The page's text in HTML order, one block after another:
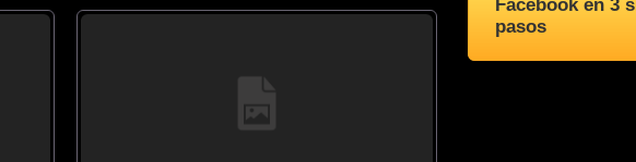
Facebook en 3
pasos